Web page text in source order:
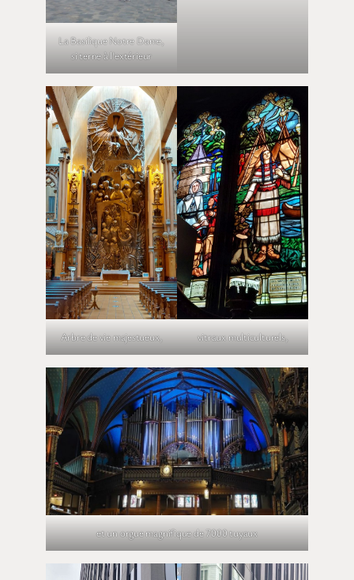
La Basilique Notre Dame,
si terne à l’extérieur
Arbre de vie majestueux, vitraux multiculturels,
et un orgue magnifique de 7000 tuyaux